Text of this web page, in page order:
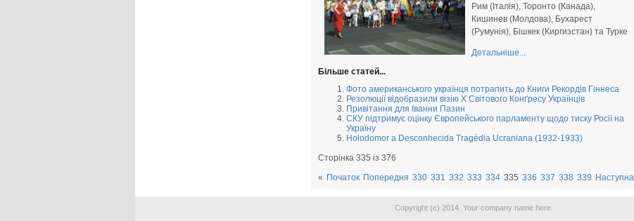
Рим (Італія), Торонто (Канада),
Кишинев (Молдова), Бухарест
(Румунія), Бішкек (Киргизстан) та Турке
Детальніше...
Більше статей...
Фото американського українця потрапить до Книги Рекордів Гіннеса
Резолюції відобразили візію Х Світового Конґресу Українців
Привітання для Іванни Пазин
СКУ підтримує оцінку Європейського парламенту щодо тиску Росії на
Україну
Holodomor a Desconhecida Tragédia Ucraniana (1932-1933)
Сторінка 335 із 376
« Початок Попередня 330 331 332 333 334 335 336 337 338 339 Наступна
Copyright (c) 2014. Your company name here